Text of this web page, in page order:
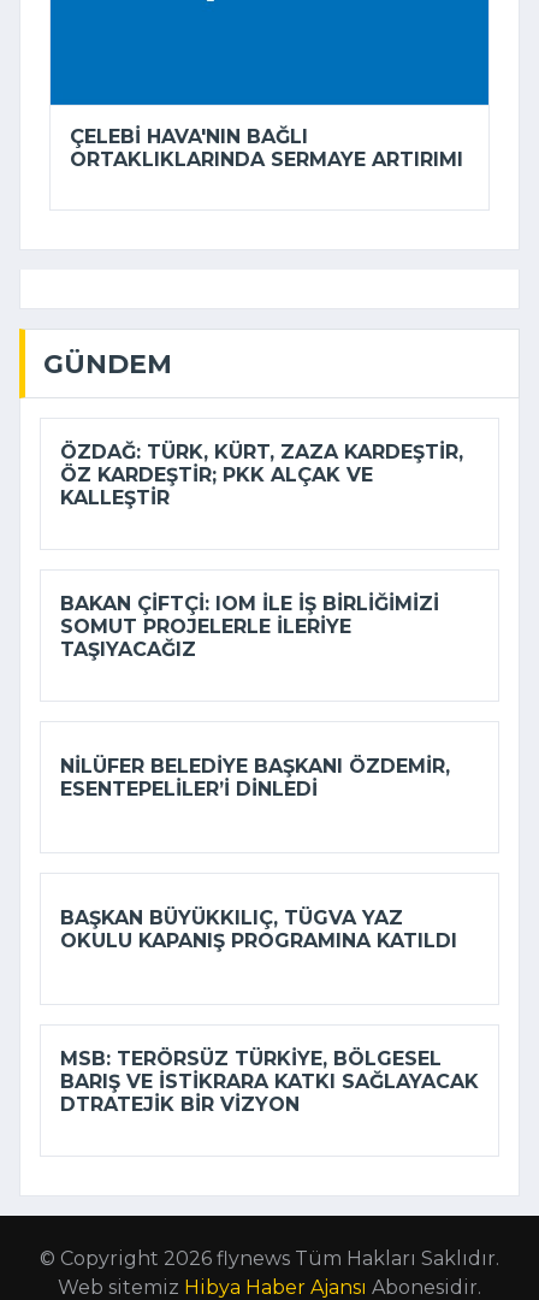
ÇELEBI HAVA'NIN BAĞLI
ORTAKLIKLARINDA SERMAYE ARTIRIMI
GÜNDEM
ÖZDAĞ: TÜRK, KÜRT, ZAZA KARDEŞTIR,
ÖZ KARDEŞTIR; PKK ALÇAK VE
KALLEŞTIR
BAKAN ÇIFTÇI: IOM ILE IŞ BIRLIĞIMIZI
SOMUT PROJELERLE ILERIYE
TAŞIYACAĞIZ
NILÜFER BELEDIYE BAŞKANI ÖZDEMIR,
ESENTEPELILER’I DINLEDI
BAŞKAN BÜYÜKKILIÇ, TÜGVA YAZ
OKULU KAPANIŞ PROGRAMINA KATILDI
MSB: TERÖRSÜZ TÜRKIYE, BÖLGESEL
BARIŞ VE ISTIKRARA KATKI SAĞLAYACAK
DTRATEJIK BIR VIZYON
© Copyright 2026 flynews Tüm Hakları Saklıdır.
Web sitemiz Hibya Haber Ajansı Abonesidir.